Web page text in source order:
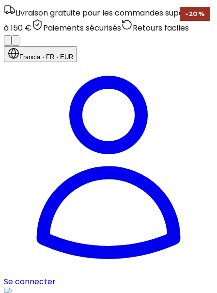
Livraison gratuite pour les commandes supérieures
à 150 €
Paiements sécurisés Retours faciles
Francia· FR · EUR
Se connecter
- 20 %